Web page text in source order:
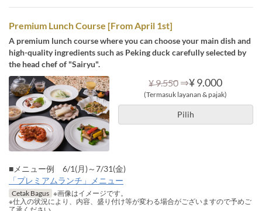
Premium Lunch Course [From April 1st]
A premium lunch course where you can choose your main dish and
high-quality ingredients such as Peking duck carefully selected by
the head chef of "Sairyu".
¥ 9.550 ⇒¥ 9.000
(Termasuk layanan & pajak)
Pilih
■メニュー例 6/1(月)～7/31(金)
「プレミアムランチ」メニュー
Cetak Bagus ※画像はイメージです。
※仕入の状況により、内容、盛り付け等が変わる場合がございますので予めご